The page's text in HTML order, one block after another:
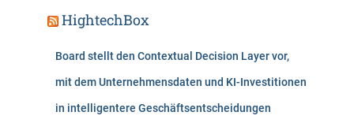
HightechBox
Board stellt den Contextual Decision Layer vor,
mit dem Unternehmensdaten und KI-Investitionen
in intelligentere Geschäftsentscheidungen